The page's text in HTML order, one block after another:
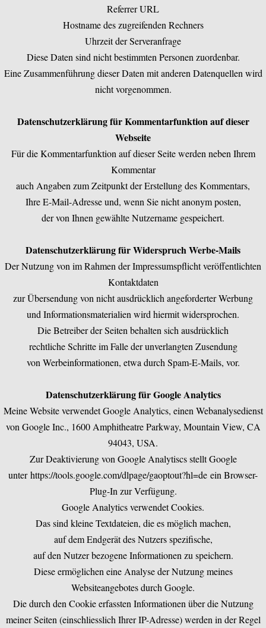
Referrer URL
Hostname des zugreifenden Rechners
Uhrzeit der Serveranfrage
Diese Daten sind nicht bestimmten Personen zuordenbar.
Eine Zusammenführung dieser Daten mit anderen Datenquellen wird
nicht vorgenommen.
Datenschutzerklärung für Kommentarfunktion auf dieser
Webseite
Für die Kommentarfunktion auf dieser Seite werden neben Ihrem
Kommentar
auch Angaben zum Zeitpunkt der Erstellung des Kommentars,
Ihre E-Mail-Adresse und, wenn Sie nicht anonym posten,
der von Ihnen gewählte Nutzername gespeichert.
Datenschutzerklärung für Widerspruch Werbe-Mails
Der Nutzung von im Rahmen der Impressumspflicht veröffentlichten
Kontaktdaten
zur Übersendung von nicht ausdrücklich angeforderter Werbung
und Informationsmaterialien wird hiermit widersprochen.
Die Betreiber der Seiten behalten sich ausdrücklich
rechtliche Schritte im Falle der unverlangten Zusendung
von Werbeinformationen, etwa durch Spam-E-Mails, vor.
Datenschutzerklärung für Google Analytics
Meine Website verwendet Google Analytics, einen Webanalysedienst
von Google Inc., 1600 Amphitheatre Parkway, Mountain View, CA
94043, USA.
Zur Deaktivierung von Google Analytiscs stellt Google
unterhttps://tools.google.com/dlpage/gaoptout?hl=de ein Browser-
Plug-In zur Verfügung.
Google Analytics verwendet Cookies.
Das sind kleine Textdateien, die es möglich machen,
auf dem Endgerät des Nutzers spezifische,
auf den Nutzer bezogene Informationen zu speichern.
Diese ermöglichen eine Analyse der Nutzung meines
Websiteangebotes durch Google.
Die durch den Cookie erfassten Informationen über die Nutzung
meiner Seiten (einschliesslich Ihrer IP-Adresse) werden in der Regel